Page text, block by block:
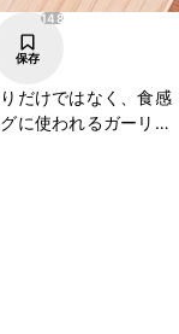
148
保存
だけではなく、食感
に使われるガーリッ
ます。切り方を覚え